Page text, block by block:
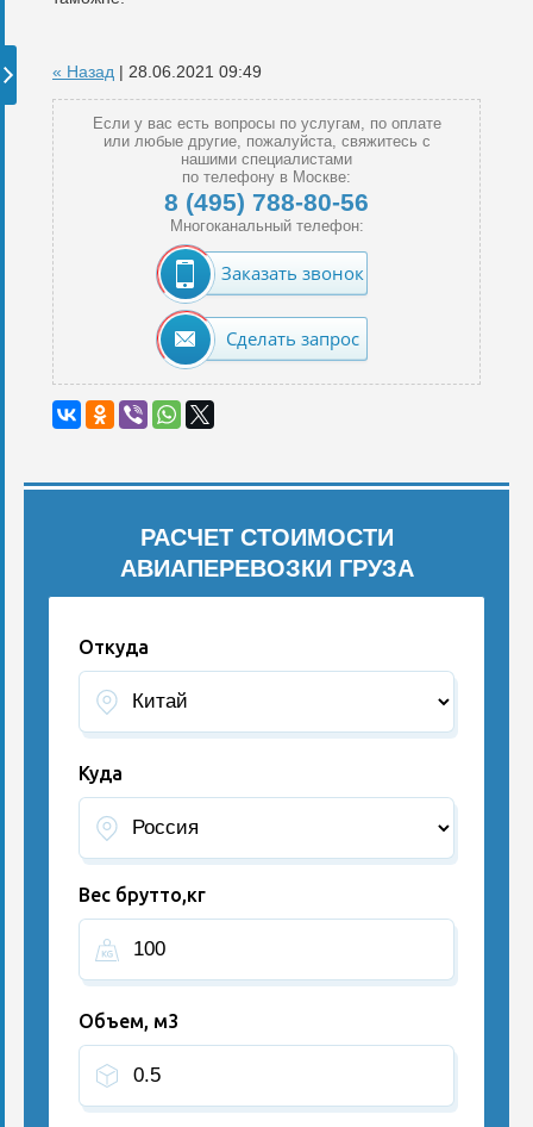
« Назад | 28.06.2021 09:49
Если у вас есть вопросы по услугам, по оплате
или любые другие, пожалуйста, свяжитесь с
нашими специалистами
по телефону в Москве:
8 (495) 788-80-56
Многоканальный телефон:
Заказать звонок
Сделать запрос
РАСЧЕТ СТОИМОСТИ
АВИАПЕРЕВОЗКИ ГРУЗА
Откуда
Куда
Вес брутто,кг
Объем, м3